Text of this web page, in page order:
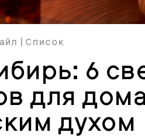
| Список
6
для
духом